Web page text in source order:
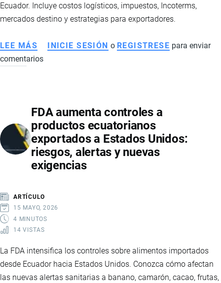
Ecuador. Incluye costos logísticos, impuestos, Incoterms,
mercados destino y estrategias para exportadores.
LEE MÁS SOBRE
CÓMO
DE
EXPORTACIÓN
DE
UN
PRODUCTO
INICIE SESIÓN o REGISTRESE para enviar
comentarios
FDA aumenta controles a
productos ecuatorianos
exportados a Estados Unidos:
riesgos, alertas y nuevas
exigencias
ARTÍCULO
15 MAYO, 2026
4 MINUTOS
14 VISTAS
La FDA intensifica los controles sobre alimentos importados
desde Ecuador hacia Estados Unidos. Conozca cómo afectan
las nuevas alertas sanitarias a banano, camarón, cacao, frutas,